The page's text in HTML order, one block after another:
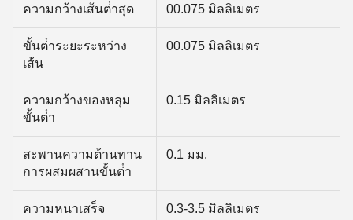
ความกว้างเส้นต่ําสุด 00.075 มิลลิเมตร
ขั้นต่ําระยะระหว่าง
เส้น
00.075 มิลลิเมตร
ความกว้างของหลุม
ขั้นต่ํา
0.15 มิลลิเมตร
สะพานความต้านทาน
การผสมผสานขั้นต่ํา
0.1 มม.
ความหนาเสร็จ 0.3-3.5 มิลลิเมตร